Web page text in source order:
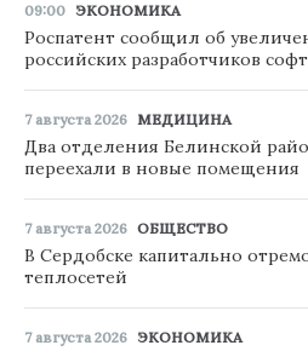
09:00 ЭКОНОМИКА
Роспатент сообщил об
российских разработчиков
7 августа 2026 МЕДИЦИНА
Два отделения Белинской
переехали в новые помещения
7 августа 2026 ОБЩЕСТВО
В Сердобске капитально
теплосетей
7 августа 2026 ЭКОНОМИКА